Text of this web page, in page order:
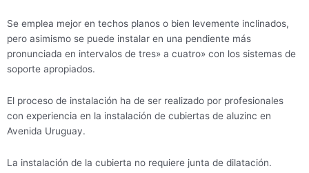
Se emplea mejor en techos planos o bien levemente inclinados,
pero asimismo se puede instalar en una pendiente más
pronunciada en intervalos de tres» a cuatro» con los sistemas de
soporte apropiados.
El proceso de instalación ha de ser realizado por profesionales
con experiencia en la instalación de cubiertas de aluzinc en
Avenida Uruguay.
La instalación de la cubierta no requiere junta de dilatación.